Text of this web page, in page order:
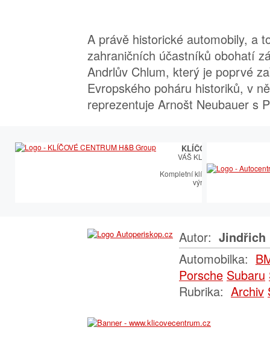
A právě historické automobily, a
zahraničních účastníků obohatí
Andrlův Chlum, který je poprvé
Evropského poháru historiků, v
reprezentuje Arnošt Neubauer s
KLÍČOVÉ CENTRUM
VÁŠ KLÍČOVÝ PARTNER
Kompletní klíčařský sortiment
výroby autoklíčů
Autor: Jindřich
Automobilka:
Porsche Subaru
Rubrika: Archiv